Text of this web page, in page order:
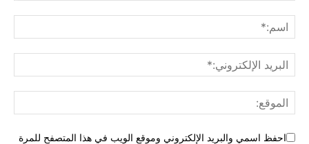
احفظ اسمي والبريد الإلكتروني وموقع الويب في هذا المتصفح للمرة